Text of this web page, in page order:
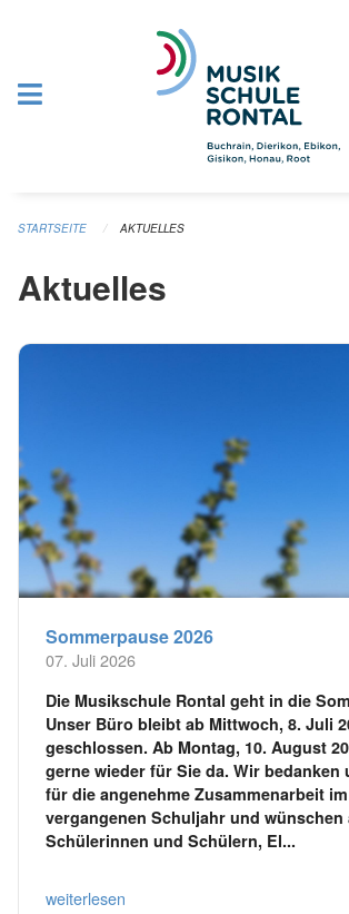
STARTSEITE AKTUELLES
Aktuelles
Sommerpause 2026
07. Juli 2026
Die Musikschule Rontal geht in die
Unser Büro bleibt ab Mittwoch, 8. Juli
geschlossen. Ab Montag, 10. August
gerne wieder für Sie da. Wir bedanken
für die angenehme Zusammenarbeit im
vergangenen Schuljahr und wünschen
Schülerinnen und Schülern, El...
weiterlesen